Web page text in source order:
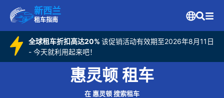
新西兰
租车指南
全球租车折扣高达20% 该促销活动有效期至2026年8月11日
- 今天就利用起来吧！
惠灵顿 租车
在 惠灵顿 搜索租车